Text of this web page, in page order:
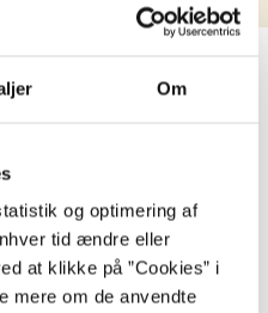
Om
og optimering af
tid ændre eller
at klikke på ”Cookies” i
mere om de anvendte
...
...
...
...